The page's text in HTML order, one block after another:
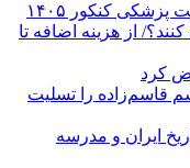
کنکور ۱۴۰۵
از هزینه اضافه تا
کرد
قاسم‌زاده را تسلیت
ایران و مدرسه